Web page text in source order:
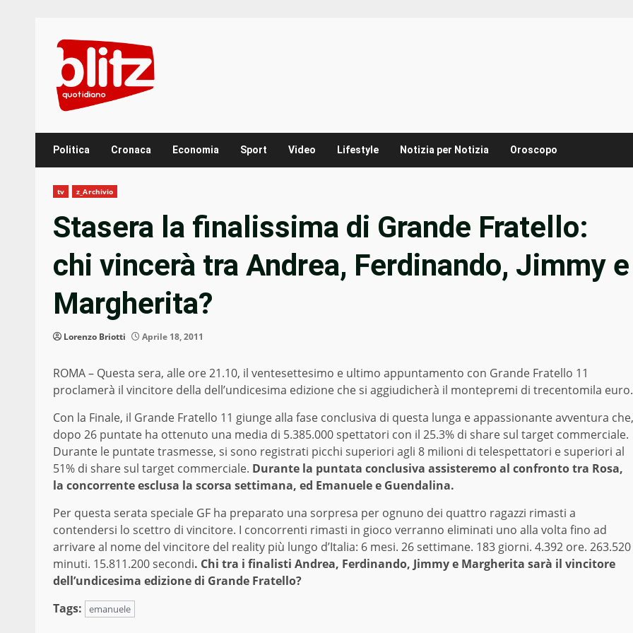
content
Politica Cronaca Economia Sport Video Lifestyle Notizia per Notizia Oroscopo
tv z_Archivio
Stasera la finalissima di Grande Fratello:
chi vincerà tra Andrea, Ferdinando, Jimmy e
Margherita?
Lorenzo Briotti Aprile 18, 2011
ROMA – Questa sera, alle ore 21.10, il ventesettesimo e ultimo appuntamento con Grande Fratello 11
proclamerà il vincitore della dell’undicesima edizione che si aggiudicherà il montepremi di trecentomila euro.
Con la Finale, il Grande Fratello 11 giunge alla fase conclusiva di questa lunga e appassionante avventura che,
dopo 26 puntate ha ottenuto una media di 5.385.000 spettatori con il 25.3% di share sul target commerciale.
Durante le puntate trasmesse, si sono registrati picchi superiori agli 8 milioni di telespettatori e superiori al
51% di share sul target commerciale. Durante la puntata conclusiva assisteremo al confronto tra Rosa,
la concorrente esclusa la scorsa settimana, ed Emanuele e Guendalina.
Per questa serata speciale GF ha preparato una sorpresa per ognuno dei quattro ragazzi rimasti a
contendersi lo scettro di vincitore. I concorrenti rimasti in gioco verranno eliminati uno alla volta fino ad
arrivare al nome del vincitore del reality più lungo d’Italia: 6 mesi. 26 settimane. 183 giorni. 4.392 ore. 263.520
minuti. 15.811.200 secondi. Chi tra i finalisti Andrea, Ferdinando, Jimmy e Margherita sarà il vincitore
dell’undicesima edizione di Grande Fratello?
Tags:
emanuele